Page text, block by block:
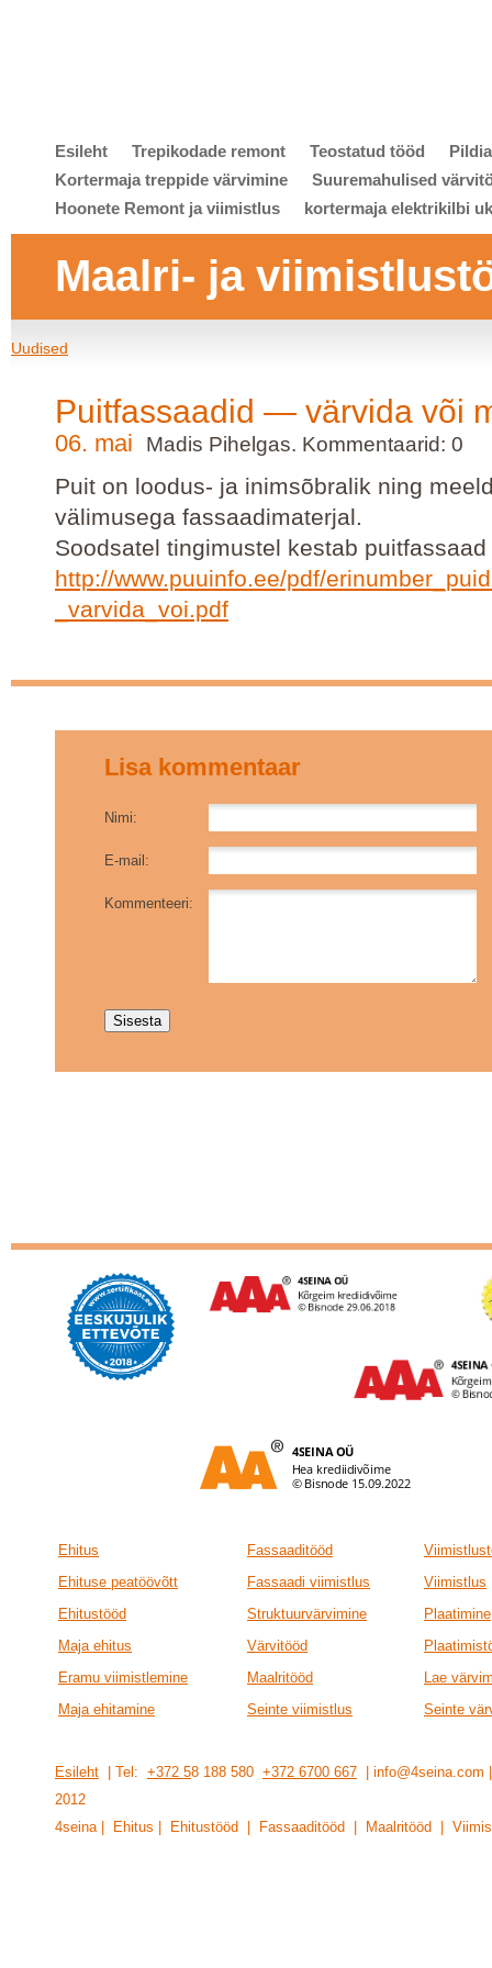
Esileht Trepikodade remont Teostatud tööd
Kortermaja treppide värvimine
Suuremahulised
Hoonete Remont ja viimistlus
kortermaja elektrikilbi
Maalri- ja
Uudised
Puitfassaadid — värvida või
06. mai Madis Pihelgas. Kommentaarid: 0
Puit on loodus- ja inimsõbralik ning
välimusega fassaadimaterjal.
Soodsatel tingimustel kestab
http://www.puuinfo.ee/pdf/
_varvida_voi.pdf
Lisa kommentaar
Nimi:
E-mail:
Kommenteeri:
Ehitus Fassaaditööd
Ehituse peatöövõtt
Fassaadi viimistlus
Viimistlus
Ehitustööd
Struktuurvärvimine
Plaatimine
Maja ehitus
Värvitööd
Eramu viimistlemine
Maalritööd
Lae
Maja ehitamine
Seinte viimistlus Seinte
Esileht | Tel: +372 58 188 580 +372 6700 667 |
201 2
4seina | Ehitus | Ehitustööd | Fassaaditööd | Maalritööd |